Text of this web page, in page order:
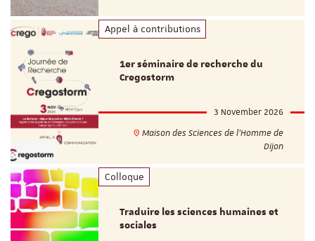
Appel à contributions
1er séminaire de recherche du
Cregostorm
3 November 2026
Maison des Sciences de l'Homme de
Dijon
Colloque
Traduire les sciences humaines et
sociales